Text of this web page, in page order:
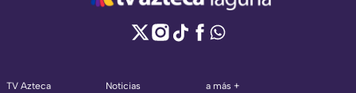
TV Azteca
Noticias
a más +